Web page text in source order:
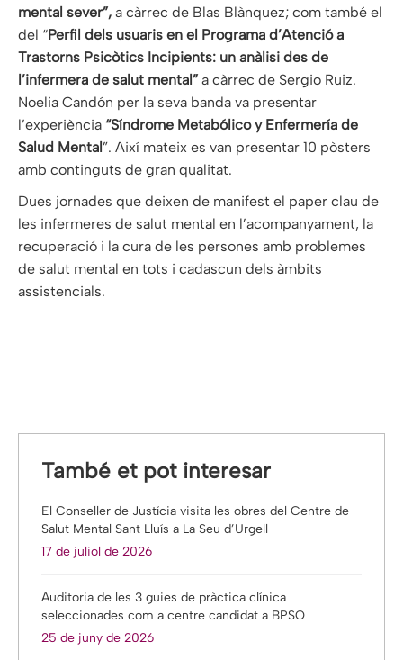
mental sever”, a càrrec de Blas Blànquez; com també el
del “Perfil dels usuaris en el Programa d’Atenció a
Trastorns Psicòtics Incipients: un anàlisi des de
l’infermera de salut mental”a càrrec de Sergio Ruiz.
Noelia Candón per la seva banda va presentar
l’experiència “Síndrome Metabólico y Enfermería de
Salud Mental ”. Així mateix es van presentar 10 pòsters
amb continguts de gran qualitat.
Dues jornades que deixen de manifest el paper clau de
les infermeres de salut mental en l’acompanyament, la
recuperació i la cura de les persones amb problemes
de salut mental en tots i cadascun dels àmbits
assistencials.
També et pot interesar
El Conseller de Justícia visita les obres del Centre de
Salut Mental Sant Lluís a La Seu d’Urgell
17 de juliol de 2026
Auditoria de les 3 guies de pràctica clínica
seleccionades com a centre candidat a BPSO
25 de juny de 2026